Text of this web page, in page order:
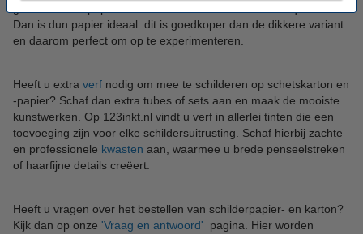
Dan is dun papier ideaal: dit is goedkoper dan de dikkere variant
en daarom perfect om op te experimenteren.
Heeft u extra verf nodig om mee te schilderen op schetskarton en
-papier? Schaf dan extra tubes of sets aan en maak de mooiste
kunstwerken. Op 123inkt.nl vindt u verf in allerlei tinten die een
toevoeging zijn voor elke schildersuitrusting. Schaf hierbij zachte
en professionele kwasten aan, waarmee u brede penseelstreken
of haarfijne details creëert.
Heeft u vragen over het bestellen van schilderpapier- en karton?
Kijk dan op onze 'Vraag en antwoord'
pagina. Hier worden